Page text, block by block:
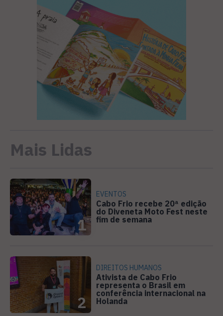
Mais Lidas
1
EVENTOS
Cabo Frio recebe 20ª edição
do Diveneta Moto Fest neste
fim de semana
2
DIREITOS HUMANOS
Ativista de Cabo Frio
representa o Brasil em
conferência internacional na
Holanda